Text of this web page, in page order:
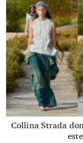
Collina Strada